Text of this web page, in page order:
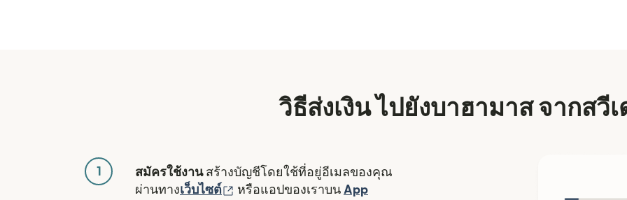
วิธีส่งเงิน ไปยังบาฮามาส จากสวีเ
1 สมัครใช้งานสร้างบัญชีโดยใช้ที่อยู่อีเมลของคุณ
ผ่านทางเว็บไซต์ (เปิดในหน้าต่างใหม่)
หรือแอปของเราบน App